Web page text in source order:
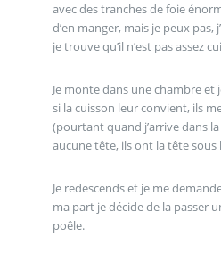
avec des tranches de foie
d’en manger, mais je peux pas,
je trouve qu’il n’est pas assez
Je monte dans une chambre et
si la cuisson leur convient, ils
(pourtant quand j’arrive dans
aucune tête, ils ont la tête sous
Je redescends et je me
ma part je décide de la passer
poêle.